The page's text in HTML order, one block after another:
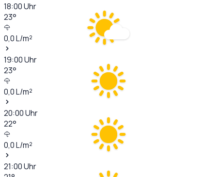
18:00Uhr
23°
0,0L/m²
19:00Uhr
23°
0,0L/m²
20:00Uhr
22°
0,0L/m²
21:00Uhr